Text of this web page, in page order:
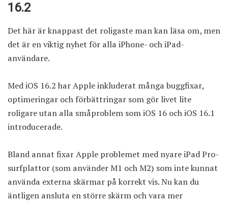
16.2
Det här är knappast det roligaste man kan läsa om, men
det är en viktig nyhet för alla iPhone- och iPad-
användare.
Med iOS 16.2 har Apple inkluderat många buggfixar,
optimeringar och förbättringar som gör livet lite
roligare utan alla småproblem som iOS 16 och iOS 16.1
introducerade.
Bland annat fixar Apple problemet med nyare iPad Pro-
surfplattor (som använder M1 och M2) som inte kunnat
använda externa skärmar på korrekt vis. Nu kan du
äntligen ansluta en större skärm och vara mer